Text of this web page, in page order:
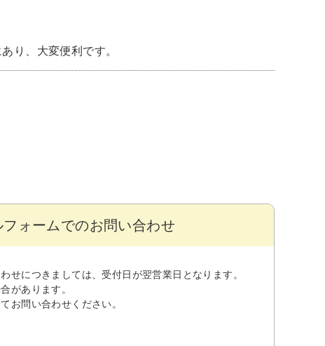
り、大変便利です。
フォームでのお問い合わせ
せにつきましては、受付日が翌営業日となります。
があります。
お問い合わせください。